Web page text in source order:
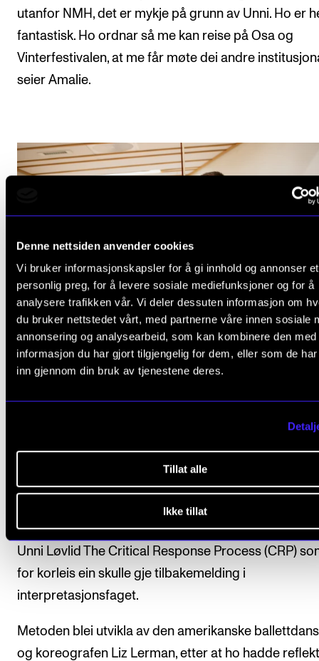
Denne nettsiden anvender cookies
Vi bruker informasjonskapsler for å gi innhold og annonser et
personlig preg, for å levere sosiale mediefunksjoner og for å
analysere trafikken vår. Vi deler dessuten informasjon om
du bruker nettstedet vårt, med partnerne våre innen sosiale
annonsering og analysearbeid, som kan kombinere den med
informasjon du har gjort tilgjengelig for dem, eller som de
inn gjennom din bruk av tjenestene deres.
Tillat alle
Ikke tillat
utanfor NMH, det er mykje på grunn av Unni. Ho er
fantastisk. Ho ordnar så me kan reise på Osa og
Vinterfestivalen, at me får møte dei andre
seier Amalie.
Trygve i NMH-gangen i 2020. Foto: Brian Cliff Olguin
Metoden som revolusjonerte
interpretasjonsfaget
Kort tid etter ho tok over som folkemusikksjef
Unni Løvlid The Critical Response Process (CRP)
for korleis ein skulle gje tilbakemelding i
interpretasjonsfaget.
Metoden blei utvikla av den amerikanske
og koreografen Liz Lerman, etter at ho hadde